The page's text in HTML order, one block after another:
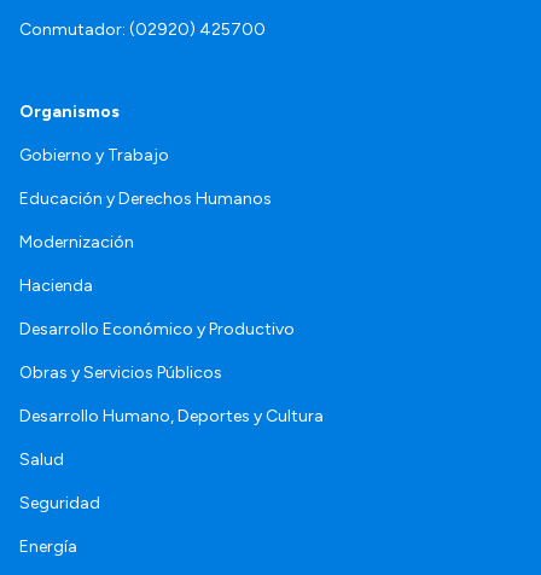
Conmutador: (02920) 425700
Organismos
Gobierno y Trabajo
Educación y Derechos Humanos
Modernización
Hacienda
Desarrollo Económico y Productivo
Obras y Servicios Públicos
Desarrollo Humano, Deportes y Cultura
Salud
Seguridad
Energía